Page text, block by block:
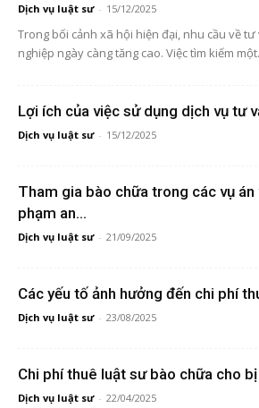
Dịch vụ luật sư - 15/12/2025
Trong bối cảnh xã hội hiện đại, nhu cầu về
nghiệp ngày càng tăng cao. Việc tìm kiếm
Lợi ích của việc sử dụng dịch vụ tư
Dịch vụ luật sư - 15/12/2025
Tham gia bào chữa trong các vụ
phạm an...
Dịch vụ luật sư - 21/09/2025
Các yếu tố ảnh hưởng đến chi phí
Dịch vụ luật sư - 23/08/2025
Chi phí thuê luật sư bào chữa cho
Dịch vụ luật sư - 22/04/2025